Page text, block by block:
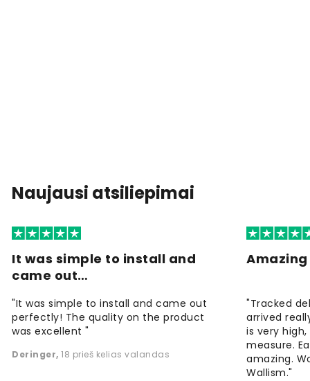
Naujausi atsiliepimai
It was simple to install and
came out…
"It was simple to install and came out
perfectly! The quality on the product
was excellent "
Deringer, 18 prieš kelias valandas
"Tracked
arrived
is very
measure.
amazing.
Wallism."